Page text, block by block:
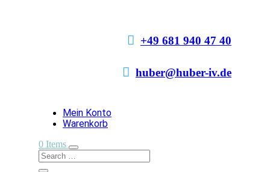
 +49 681 940 47 40
 huber@huber-iv.de
Mein Konto
Warenkorb
0 Items